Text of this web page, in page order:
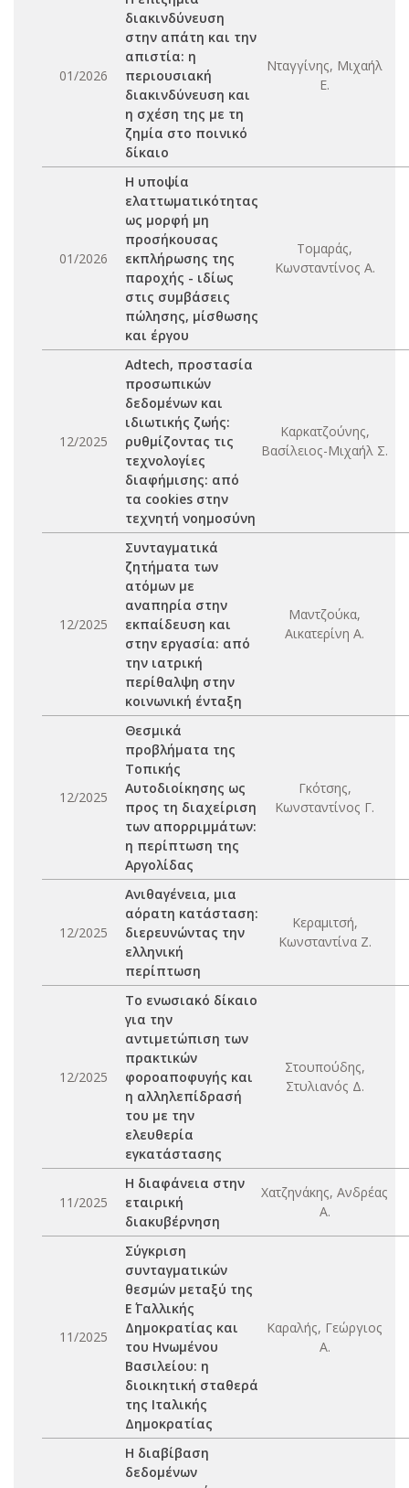
01/2026
διακινδύνευση
στην απάτη και την
απιστία: η
περιουσιακή
διακινδύνευση και
η σχέση της με τη
ζημία στο ποινικό
δίκαιο
Νταγγίνης, Μιχαήλ
Ε.
01/2026
Η υποψία
ελαττωματικότητας
ως μορφή μη
προσήκουσας
εκπλήρωσης της
παροχής - ιδίως
στις συμβάσεις
πώλησης, μίσθωσης
και έργου
Τομαράς,
Κωνσταντίνος Α.
12/2025
Adtech, προστασία
προσωπικών
δεδομένων και
ιδιωτικής ζωής:
ρυθμίζοντας τις
τεχνολογίες
διαφήμισης: από
τα cookies στην
τεχνητή νοημοσύνη
Καρκατζούνης,
Βασίλειος-Μιχαήλ Σ.
12/2025
Συνταγματικά
ζητήματα των
ατόμων με
αναπηρία στην
εκπαίδευση και
στην εργασία: από
την ιατρική
περίθαλψη στην
κοινωνική ένταξη
Μαντζούκα,
Αικατερίνη Α.
12/2025
Θεσμικά
προβλήματα της
Τοπικής
Αυτοδιοίκησης ως
προς τη διαχείριση
των απορριμμάτων:
η περίπτωση της
Αργολίδας
Γκότσης,
Κωνσταντίνος Γ.
12/2025
Ανιθαγένεια, μια
αόρατη κατάσταση:
διερευνώντας την
ελληνική
περίπτωση
Κεραμιτσή,
Κωνσταντίνα Ζ.
12/2025
Το ενωσιακό δίκαιο
για την
αντιμετώπιση των
πρακτικών
φοροαποφυγής και
η αλληλεπίδρασή
του με την
ελευθερία
εγκατάστασης
Στουπούδης,
Στυλιανός Δ.
11/2025
Η διαφάνεια στην
εταιρική
διακυβέρνηση
Χατζηνάκης, Ανδρέας
Α.
11/2025
Σύγκριση
συνταγματικών
θεσμών μεταξύ της
Ε΄ Γαλλικής
Δημοκρατίας και
του Ηνωμένου
Βασιλείου: η
διοικητική σταθερά
της Ιταλικής
Δημοκρατίας
Καραλής, Γεώργιος
Α.
Η διαβίβαση
δεδομένων